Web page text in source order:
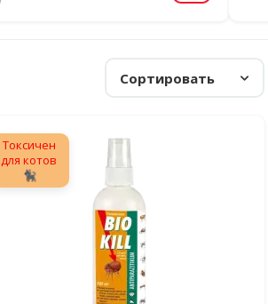
Сортировать
Токсичен
для котов
🐈‍⬛